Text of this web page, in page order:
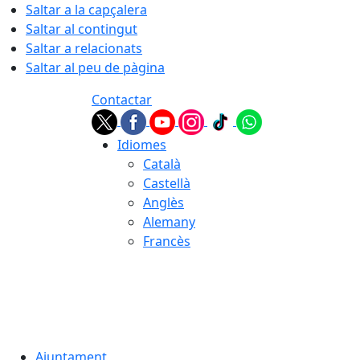
Saltar a la capçalera
Saltar al contingut
Saltar a relacionats
Saltar al peu de pàgina
Contactar
Idiomes
Català
Castellà
Anglès
Alemany
Francès